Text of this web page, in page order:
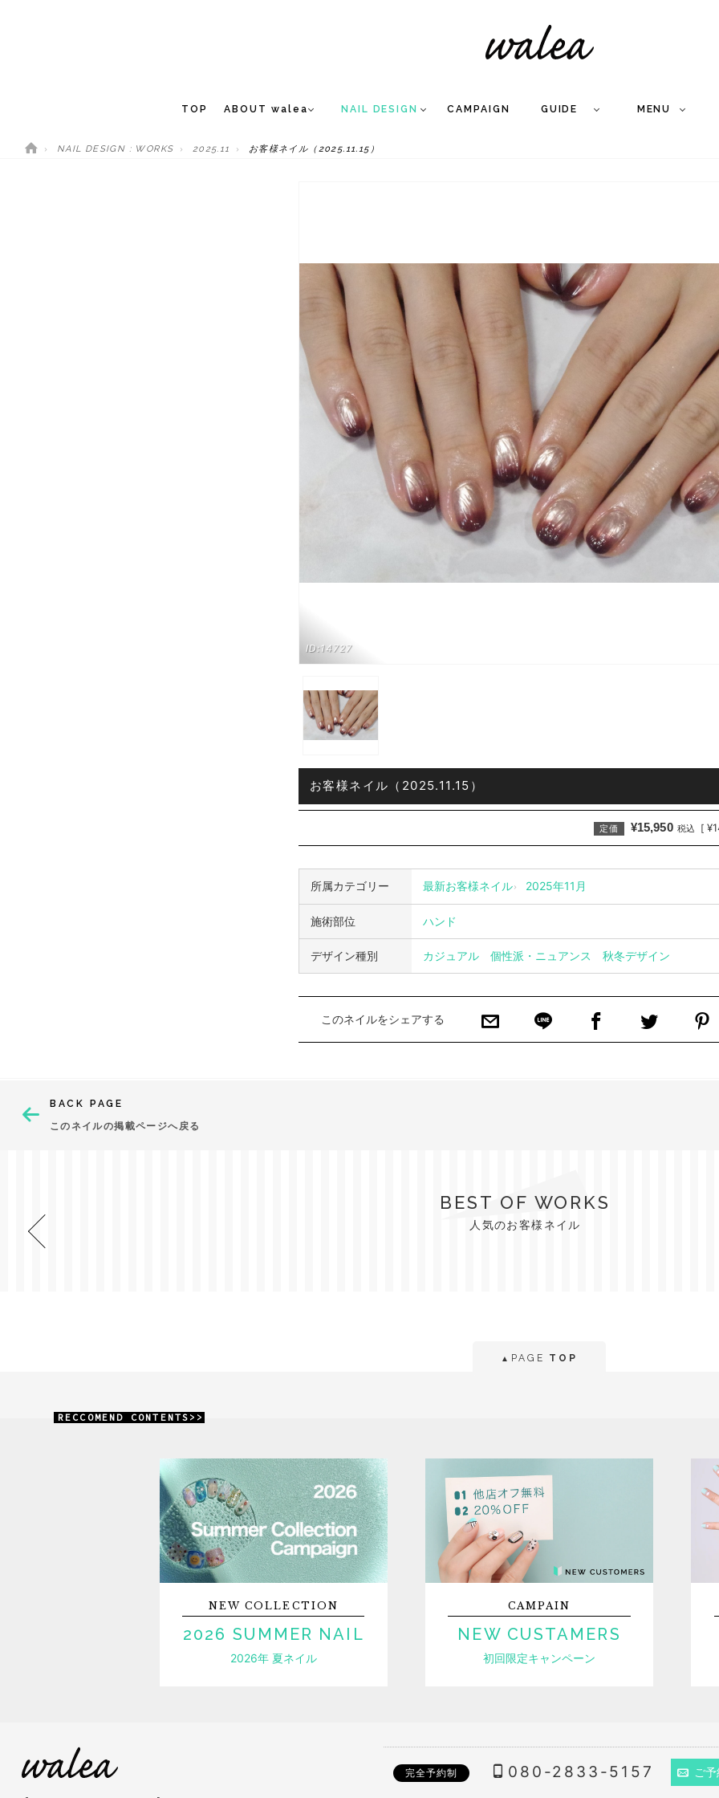
TOP ABOUT walea NAIL DESIGN CAMPAIGN GUIDE MENU
NAIL DESIGN : WORKS 2025.11 お客様ネイル（2025.11.15）
ID:14727
お客様ネイル（2025.11.15）
定価 ¥15,950 税込 [
所属カテゴリー 最新お客様ネイル 2025年11月
施術部位 ハンド
デザイン種別 カジュアル 個性派・ニュアンス 秋冬デザイン
このネイルをシェアする
BACK PAGE
このネイルの掲載ページへ戻る
BEST OF WORKS
人気のお客様ネイル
▲ PAGE TOP
RECCOMEND CONTENTS>>
NEWCOLLECTION
2026 SUMMER NAIL
2026年 夏ネイル
CAMPAIN
NEW CUSTAMERS
初回限定キャンペーン
完全予約制 080-2833-5157 ご